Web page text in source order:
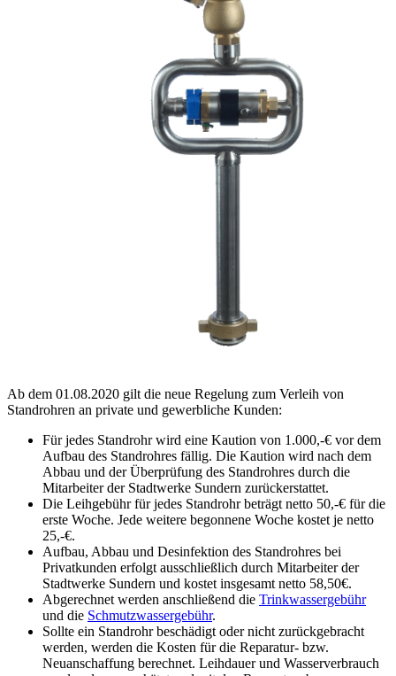
Ab dem 01.08.2020 gilt die neue Regelung zum Verleih von
Standrohren an private und gewerbliche Kunden:
Für jedes Standrohr wird eine Kaution von 1.000,-€ vor dem
Aufbau des Standrohres fällig. Die Kaution wird nach dem
Abbau und der Überprüfung des Standrohres durch die
Mitarbeiter der Stadtwerke Sundern zurückerstattet.
Die Leihgebühr für jedes Standrohr beträgt netto 50,-€ für die
erste Woche. Jede weitere begonnene Woche kostet je netto
25,-€.
Aufbau, Abbau und Desinfektion des Standrohres bei
Privatkunden erfolgt ausschließlich durch Mitarbeiter der
Stadtwerke Sundern und kostet insgesamt netto 58,50€.
Abgerechnet werden anschließend die Trinkwassergebühr
und die Schmutzwassergebühr.
Sollte ein Standrohr beschädigt oder nicht zurückgebracht
werden, werden die Kosten für die Reparatur- bzw.
Neuanschaffung berechnet. Leihdauer und Wasserverbrauch